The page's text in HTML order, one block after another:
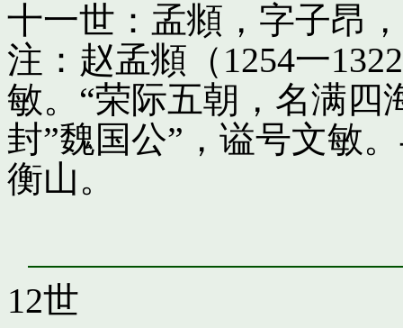
十一世：孟頫，字子昂
注：赵孟頫（1254一
敏。“荣际五朝，名满四
封”魏国公”，谥号文敏
衡山。
12世